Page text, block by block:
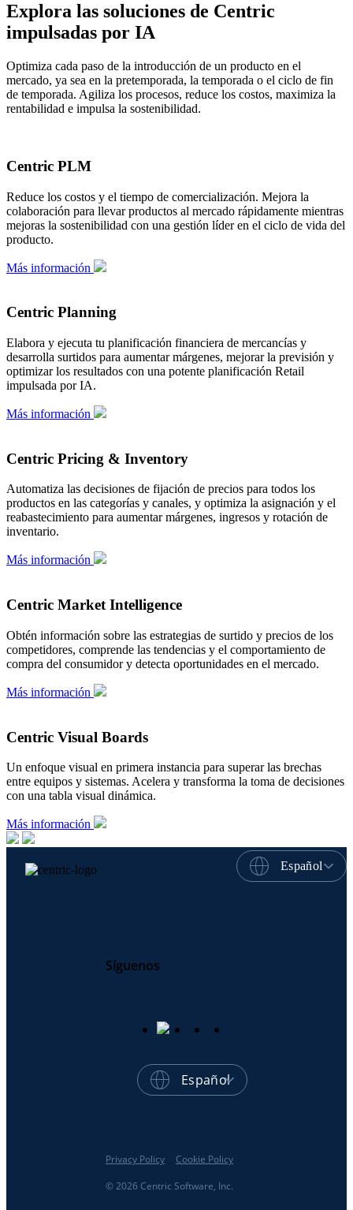
Explora las soluciones de Centric
impulsadas por IA
Optimiza cada paso de la introducción de un producto en el
mercado, ya sea en la pretemporada, la temporada o el ciclo de fin
de temporada. Agiliza los procesos, reduce los costos, maximiza la
rentabilidad e impulsa la sostenibilidad.
Centric PLM
Reduce los costos y el tiempo de comercialización. Mejora la
colaboración para llevar productos al mercado rápidamente mientras
mejoras la sostenibilidad con una gestión líder en el ciclo de vida del
producto.
Más información
Centric Planning
Elabora y ejecuta tu planificación financiera de mercancías y
desarrolla surtidos para aumentar márgenes, mejorar la previsión y
optimizar los resultados con una potente planificación Retail
impulsada por IA.
Más información
Centric Pricing & Inventory
Automatiza las decisiones de fijación de precios para todos los
productos en las categorías y canales, y optimiza la asignación y el
reabastecimiento para aumentar márgenes, ingresos y rotación de
inventario.
Más información
Centric Market Intelligence
Obtén información sobre las estrategias de surtido y precios de los
competidores, comprende las tendencias y el comportamiento de
compra del consumidor y detecta oportunidades en el mercado.
Más información
Centric Visual Boards
Un enfoque visual en primera instancia para superar las brechas
entre equipos y sistemas. Acelera y transforma la toma de decisiones
con una tabla visual dinámica.
Más información
Español
Síguenos
Español
© 2026 Centric Software, Inc.
Privacy Policy Cookie Policy